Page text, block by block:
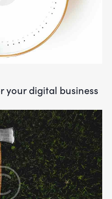
your digital business